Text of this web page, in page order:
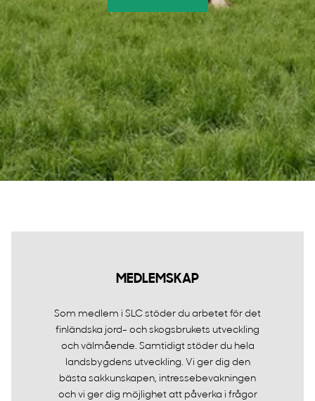
MEDLEMSKAP
Som medlem i SLC stöder du arbetet för det
finländska jord- och skogsbrukets utveckling
och välmående. Samtidigt stöder du hela
landsbygdens utveckling. Vi ger dig den
bästa sakkunskapen, intressebevakningen
och vi ger dig möjlighet att påverka i frågor